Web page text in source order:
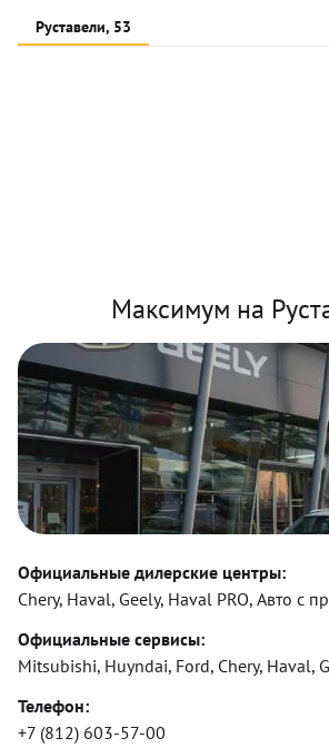
Руставели, 53
Максимум на
Официальные дилерские центры:
Chery, Haval, Geely, Haval PRO, Авто с
Официальные сервисы:
Mitsubishi, Huyndai, Ford, Chery, Haval,
Телефон:
+7 (812) 603-57-00